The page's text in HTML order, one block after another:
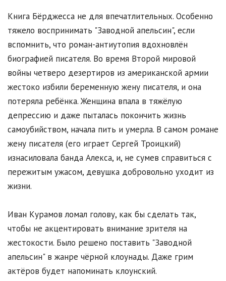
Книга Бёрджесса не для впечатлительных. Особенно
тяжело воспринимать "Заводной апельсин", если
вспомнить, что роман-антиутопия вдохновлён
биографией писателя. Во время Второй мировой
войны четверо дезертиров из американской армии
жестоко избили беременную жену писателя, и она
потеряла ребёнка. Женщина впала в тяжёлую
депрессию и даже пыталась покончить жизнь
самоубийством, начала пить и умерла. В самом романе
жену писателя (его играет Сергей Троицкий)
изнасиловала банда Алекса, и, не сумев справиться с
пережитым ужасом, девушка добровольно уходит из
жизни.
Иван Курамов ломал голову, как бы сделать так,
чтобы не акцентировать внимание зрителя на
жестокости. Было решено поставить "Заводной
апельсин" в жанре чёрной клоунады. Даже грим
актёров будет напоминать клоунский.